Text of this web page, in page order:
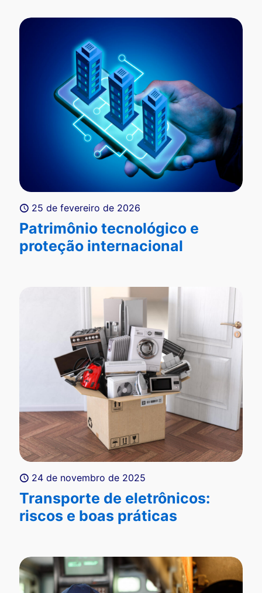
25 de fevereiro de 2026
Patrimônio tecnológico e
proteção internacional
24 de novembro de 2025
Transporte de eletrônicos:
riscos e boas práticas